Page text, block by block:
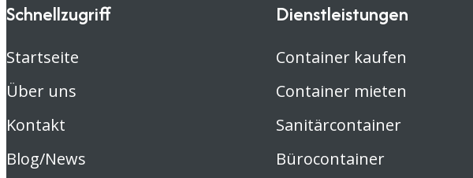
Schnellzugriff
Startseite
Über uns
Kontakt
Blog/News
Dienstleistungen
Container kaufen
Container mieten
Sanitärcontainer
Bürocontainer